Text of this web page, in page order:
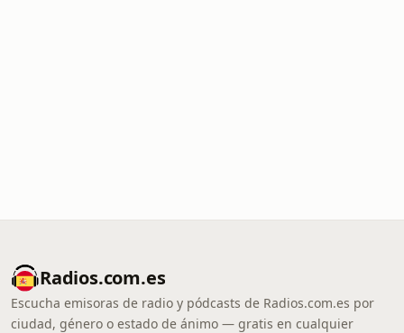
Radios.com.es
Escucha emisoras de radio y pódcasts de Radios.com.es por
ciudad, género o estado de ánimo — gratis en cualquier